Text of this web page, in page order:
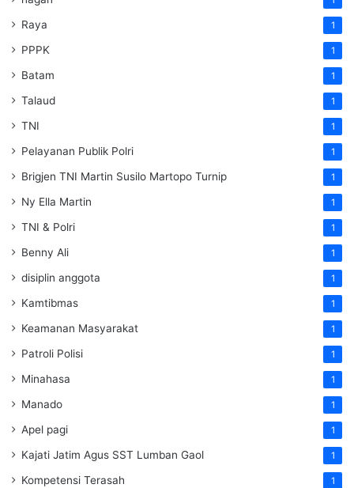
Raya 1
PPPK 1
Batam 1
Talaud 1
TNI 1
Pelayanan Publik Polri 1
Brigjen TNI Martin Susilo Martopo Turnip 1
Ny Ella Martin 1
TNI & Polri 1
Benny Ali 1
disiplin anggota 1
Kamtibmas 1
Keamanan Masyarakat 1
Patroli Polisi 1
Minahasa 1
Manado 1
Apel pagi 1
Kajati Jatim Agus SST Lumban Gaol 1
Kompetensi Terasah 1